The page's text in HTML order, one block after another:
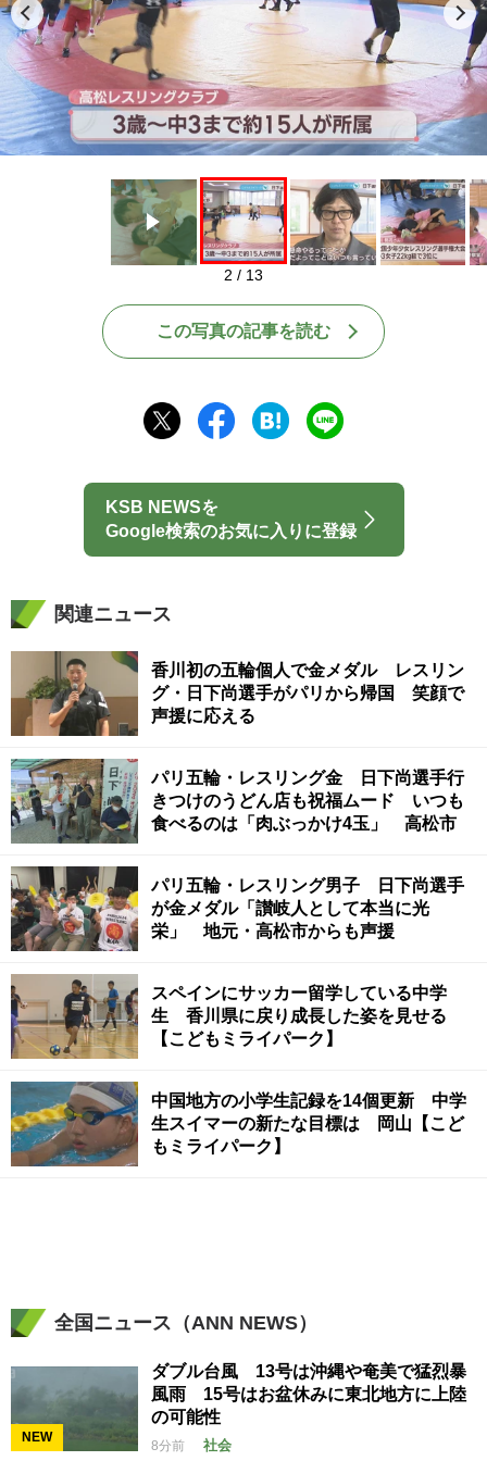
Play
2 / 13
この写真の記事を読む
KSB NEWSを
Google検索のお気に入りに登録
関連ニュース
香川初の五輪個人で金メダル レスリン
グ・日下尚選手がパリから帰国 笑顔で
声援に応える
パリ五輪・レスリング金 日下尚選手行
きつけのうどん店も祝福ムード いつも
食べるのは「肉ぶっかけ4玉」 高松市
パリ五輪・レスリング男子 日下尚選手
が金メダル「讃岐人として本当に光
栄」 地元・高松市からも声援
スペインにサッカー留学している中学
生 香川県に戻り成長した姿を見せる
【こどもミライパーク】
中国地方の小学生記録を14個更新 中学
生スイマーの新たな目標は 岡山【こど
もミライパーク】
全国ニュース（ANN NEWS）
NEW
ダブル台風 13号は沖縄や奄美で猛烈暴
風雨 15号はお盆休みに東北地方に上陸
の可能性
8分前 社会